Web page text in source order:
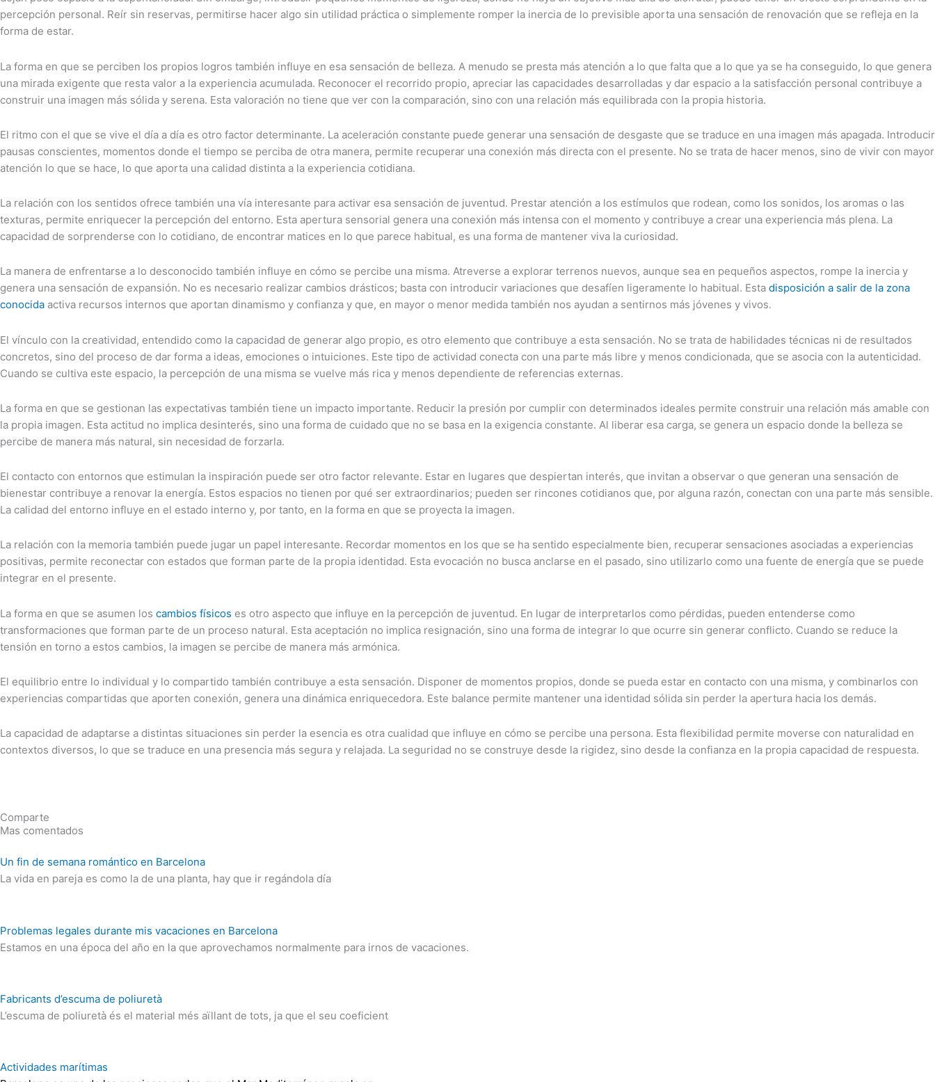
percepción personal. Reír sin reservas, permitirse hacer algo sin utilidad práctica o simplemente romper la inercia de lo previsible aporta una sensación de renovación que se refleja en la
forma de estar.
La forma en que se perciben los propios logros también influye en esa sensación de belleza. A menudo se presta más atención a lo que falta que a lo que ya se ha conseguido, lo que genera
una mirada exigente que resta valor a la experiencia acumulada. Reconocer el recorrido propio, apreciar las capacidades desarrolladas y dar espacio a la satisfacción personal contribuye a
construir una imagen más sólida y serena. Esta valoración no tiene que ver con la comparación, sino con una relación más equilibrada con la propia historia.
El ritmo con el que se vive el día a día es otro factor determinante. La aceleración constante puede generar una sensación de desgaste que se traduce en una imagen más apagada. Introducir
pausas conscientes, momentos donde el tiempo se perciba de otra manera, permite recuperar una conexión más directa con el presente. No se trata de hacer menos, sino de vivir con mayor
atención lo que se hace, lo que aporta una calidad distinta a la experiencia cotidiana.
La relación con los sentidos ofrece también una vía interesante para activar esa sensación de juventud. Prestar atención a los estímulos que rodean, como los sonidos, los aromas o las
texturas, permite enriquecer la percepción del entorno. Esta apertura sensorial genera una conexión más intensa con el momento y contribuye a crear una experiencia más plena. La
capacidad de sorprenderse con lo cotidiano, de encontrar matices en lo que parece habitual, es una forma de mantener viva la curiosidad.
La manera de enfrentarse a lo desconocido también influye en cómo se percibe una misma. Atreverse a explorar terrenos nuevos, aunque sea en pequeños aspectos, rompe la inercia y
genera una sensación de expansión. No es necesario realizar cambios drásticos; basta con introducir variaciones que desafíen ligeramente lo habitual. Esta disposición a salir de la zona
conocida activa recursos internos que aportan dinamismo y confianza y que, en mayor o menor medida también nos ayudan a sentirnos más jóvenes y vivos.
El vínculo con la creatividad, entendido como la capacidad de generar algo propio, es otro elemento que contribuye a esta sensación. No se trata de habilidades técnicas ni de resultados
concretos, sino del proceso de dar forma a ideas, emociones o intuiciones. Este tipo de actividad conecta con una parte más libre y menos condicionada, que se asocia con la autenticidad.
Cuando se cultiva este espacio, la percepción de una misma se vuelve más rica y menos dependiente de referencias externas.
La forma en que se gestionan las expectativas también tiene un impacto importante. Reducir la presión por cumplir con determinados ideales permite construir una relación más amable con
la propia imagen. Esta actitud no implica desinterés, sino una forma de cuidado que no se basa en la exigencia constante. Al liberar esa carga, se genera un espacio donde la belleza se
percibe de manera más natural, sin necesidad de forzarla.
El contacto con entornos que estimulan la inspiración puede ser otro factor relevante. Estar en lugares que despiertan interés, que invitan a observar o que generan una sensación de
bienestar contribuye a renovar la energía. Estos espacios no tienen por qué ser extraordinarios; pueden ser rincones cotidianos que, por alguna razón, conectan con una parte más sensible.
La calidad del entorno influye en el estado interno y, por tanto, en la forma en que se proyecta la imagen.
La relación con la memoria también puede jugar un papel interesante. Recordar momentos en los que se ha sentido especialmente bien, recuperar sensaciones asociadas a experiencias
positivas, permite reconectar con estados que forman parte de la propia identidad. Esta evocación no busca anclarse en el pasado, sino utilizarlo como una fuente de energía que se puede
integrar en el presente.
La forma en que se asumen los cambios físicos es otro aspecto que influye en la percepción de juventud. En lugar de interpretarlos como pérdidas, pueden entenderse como
transformaciones que forman parte de un proceso natural. Esta aceptación no implica resignación, sino una forma de integrar lo que ocurre sin generar conflicto. Cuando se reduce la
tensión en torno a estos cambios, la imagen se percibe de manera más armónica.
El equilibrio entre lo individual y lo compartido también contribuye a esta sensación. Disponer de momentos propios, donde se pueda estar en contacto con una misma, y combinarlos con
experiencias compartidas que aporten conexión, genera una dinámica enriquecedora. Este balance permite mantener una identidad sólida sin perder la apertura hacia los demás.
La capacidad de adaptarse a distintas situaciones sin perder la esencia es otra cualidad que influye en cómo se percibe una persona. Esta flexibilidad permite moverse con naturalidad en
contextos diversos, lo que se traduce en una presencia más segura y relajada. La seguridad no se construye desde la rigidez, sino desde la confianza en la propia capacidad de respuesta.
Comparte
Mas comentados
Un fin de semana romántico en Barcelona
La vida en pareja es como la de una planta, hay que ir regándola día
Problemas legales durante mis vacaciones en Barcelona
Estamos en una época del año en la que aprovechamos normalmente para irnos de vacaciones.
Fabricants d’escuma de poliuretà
L’escuma de poliuretà és el material més aïllant de tots, ja que el seu coeficient
Actividades marítimas